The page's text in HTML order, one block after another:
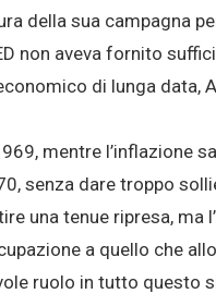
della sua campagna
non aveva fornito
di lunga data,
mentre l’inflazione
senza dare troppo
una tenue ripresa,
a quello che
ruolo in tutto questo